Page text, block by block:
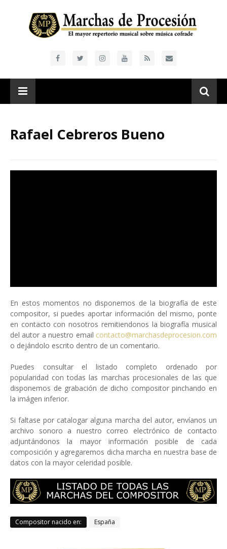
Rafael Cebreros Bueno
En estos momentos no disponemos de la biografía de este
compositor, si puedes aportar información del mismo, ponte
en contacto con nosotros remitiendonos la biografía musical
del autor a nuestro email contacto@marchasdeprocesion.com
o dejándolo escrito dentro de un comentario.
Puedes consultar el listado completo ordenado por
popularidad con todas las marchas procesionales de las que
disponemos de grabación de dicho compositor pinchando en
la imágen inferior.
Si faltase por catalogar alguna marcha del autor, envíanos un
archivo sonoro a nuestro correo electrónico de contacto
adjuntándonos la mayor información posible de cada
composición y agregaremos dicha marcha en nuestra base de
datos con la mayor celeridad posible.
Compositor nacido en: España